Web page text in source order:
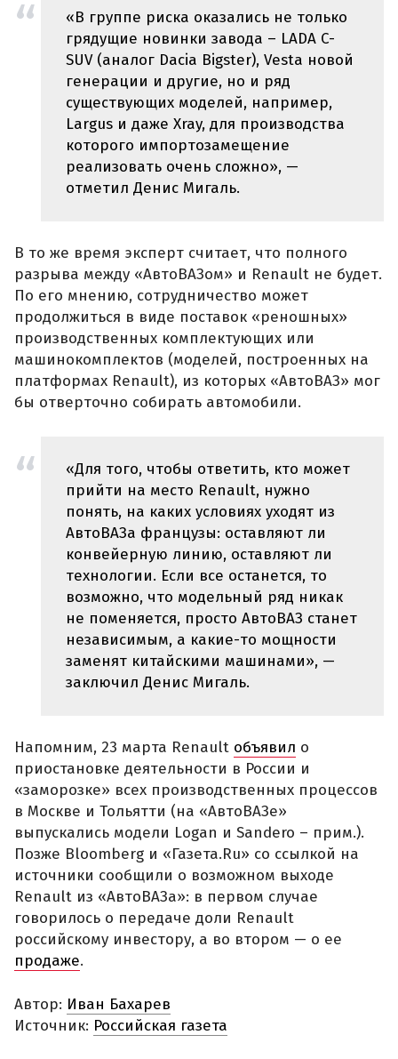
«В группе риска оказались не только
грядущие новинки завода – LADA C-
SUV (аналог Dacia Bigster), Vesta новой
генерации и другие, но и ряд
существующих моделей, например,
Largus и даже Xray, для производства
которого импортозамещение
реализовать очень сложно», —
отметил Денис Мигаль.
В то же время эксперт считает, что полного
разрыва между «АвтоВАЗом» и Renault не будет.
По его мнению, сотрудничество может
продолжиться в виде поставок «реношных»
производственных комплектующих или
машинокомплектов (моделей, построенных на
платформах Renault), из которых «АвтоВАЗ» мог
бы отверточно собирать автомобили.
«Для того, чтобы ответить, кто может
прийти на место Renault, нужно
понять, на каких условиях уходят из
АвтоВАЗа французы: оставляют ли
конвейерную линию, оставляют ли
технологии. Если все останется, то
возможно, что модельный ряд никак
не поменяется, просто АвтоВАЗ станет
независимым, а какие-то мощности
заменят китайскими машинами», —
заключил Денис Мигаль.
Напомним, 23 марта Renault объявил о
приостановке деятельности в России и
«заморозке» всех производственных процессов
в Москве и Тольятти (на «АвтоВАЗе»
выпускались модели Logan и Sandero – прим.).
Позже Bloomberg и «Газета.Ru» со ссылкой на
источники сообщили о возможном выходе
Renault из «АвтоВАЗа»: в первом случае
говорилось о передаче доли Renault
российскому инвестору, а во втором — о ее
продаже.
Автор: Иван Бахарев
Источник: Российская газета